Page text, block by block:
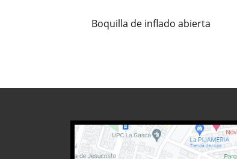
Boquilla de inflado abierta